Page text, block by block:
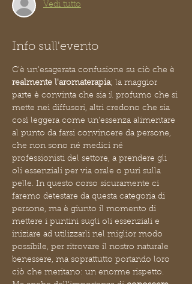
Vedi tutto
Info sull'evento
C'è un'esagerata confusione su ciò che è
realmente l'aromaterapia; la maggior
parte è convinta che sia il profumo che si
mette nei diffusori, altri credono che sia
così leggera come un'essenza alimentare
al punto da farsi convincere da persone,
che non sono né medici né
professionisti del settore, a prendere gli
oli essenziali per via orale o puri sulla
pelle. In questo corso sicuramente ci
faremo detestare da questa categoria di
persone, ma è giunto il momento di
mettere i puntini sugli oli essenziali e
iniziare ad utilizzarli nel miglior modo
possibile, per ritrovare il nostro naturale
benessere, ma soprattutto portando loro
ciò che meritano: un enorme rispetto.